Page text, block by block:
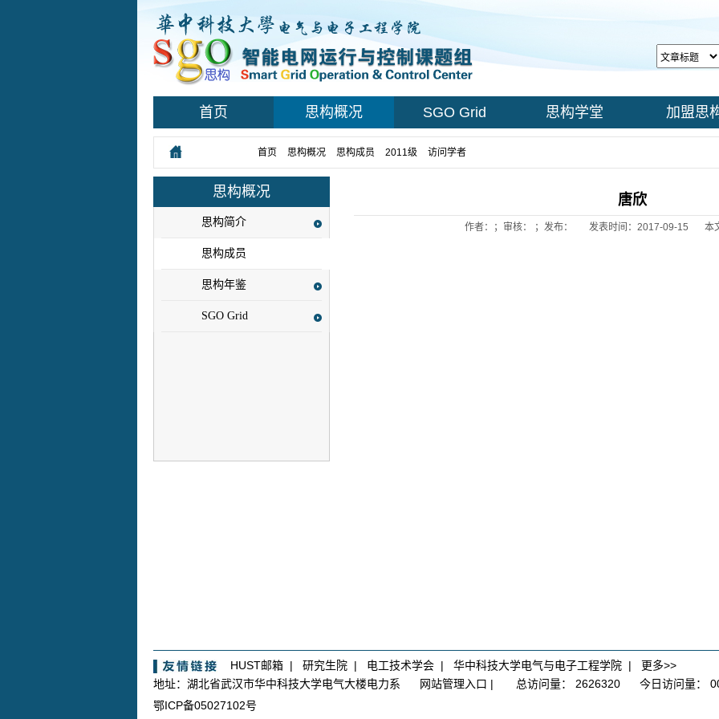
首页 思构概况 SGO Grid 思构学堂 加盟思
首页 思构概况 思构成员 2011级 访问学者
思构概况
思构简介
思构成员
思构年鉴
SGO Grid
唐欣
作者：；审核： ；发布： 发表时间：2017-09-15 本
HUST邮箱 | 研究生院 | 电工技术学会 | 华中科技大学电气与电子工程学院 | 更多>>
地址：湖北省武汉市华中科技大学电气大楼电力系
网站管理入口 | 总访问量： 2626320 今日访问量：
鄂ICP备05027102号